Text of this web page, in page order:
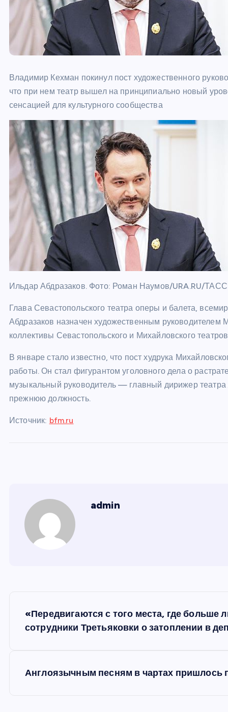
Владимир Кехман покинул пост художественного
что при нем театр вышел на принципиально новый
сенсацией для культурного сообщества
Ильдар Абдразаков. Фото: Роман Наумов/URA.RU/ТАСС
Глава Севастопольского театра оперы и балета,
Абдразаков назначен художественным руководителем
коллективы Севастопольского и Михайловского
В январе стало известно, что пост худрука
работы. Он стал фигурантом уголовного дела о
музыкальный руководитель — главный дирижер
прежнюю должность.
Источник: bfm.ru
admin
«Передвигаются с того места, где больше
сотрудники Третьяковки о затоплении в
Англоязычным песням в чартах пришлось